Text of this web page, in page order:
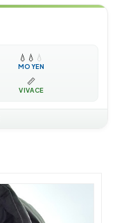
💧 💧 💧
MOYEN
📏
VIVACE